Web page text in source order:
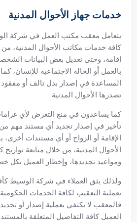
خدمات جهاز الأحوال المدنية
يتعامل معقب مكتب العمل في شركة
كافة خدمات مكاتب الأحوال المدنية، من
إقامة، وحتى تعديل بعض البيانات
بالعمل أو الحالة الاجتماعية للإنسان،
المساعدة في إصدار بدل تالف أو مفقود
تصدرها الأحوال المدنية.
كما يساعدون في منع التعرض لأي
تأخير في إصدار تجديد أي مستند مهم
الإقامة أو الزواج أو أي مستندات
الأحوال المدنية، من خلال متابعة
ومواعيد تجديدها، وإخطار العميل بكل
ولذلك يثق العملاء في شركة الوسيط
بعملية التعقيب لكافة الخدمات
فالمعقب لا يكتفي بعملية إصدار أو تجديد
العميل كافة التفاصيل المتعلقة